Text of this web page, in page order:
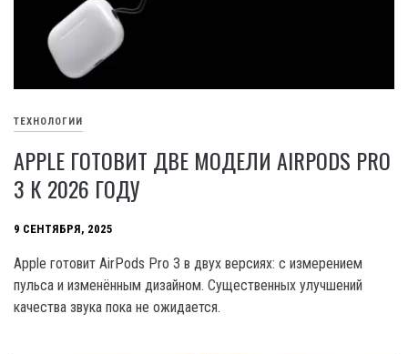
ТЕХНОЛОГИИ
APPLE ГОТОВИТ ДВЕ МОДЕЛИ AIRPODS PRO
3 К 2026 ГОДУ
9 СЕНТЯБРЯ, 2025
Apple готовит AirPods Pro 3 в двух версиях: с измерением
пульса и изменённым дизайном. Существенных улучшений
качества звука пока не ожидается.